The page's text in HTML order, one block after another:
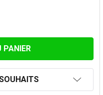
ANTI-PLUIE
DE CHAPEAU